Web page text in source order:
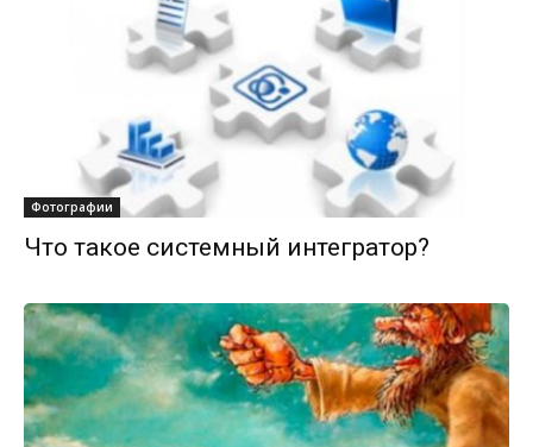
Фотографии
Что такое системный интегратор?